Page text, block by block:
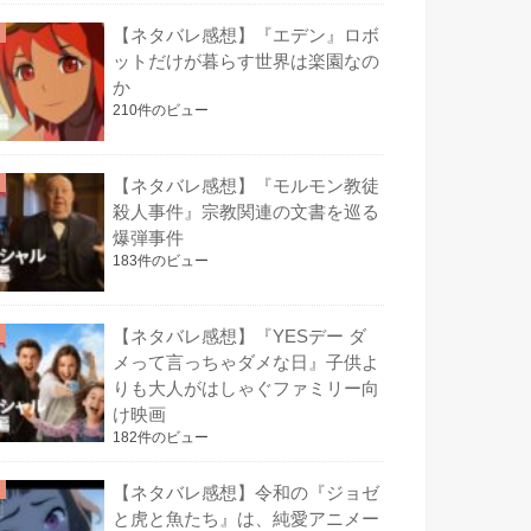
【ネタバレ感想】『エデン』ロボ
ットだけが暮らす世界は楽園なの
か
210件のビュー
【ネタバレ感想】『モルモン教徒
殺人事件』宗教関連の文書を巡る
爆弾事件
183件のビュー
【ネタバレ感想】『YESデー ダ
メって言っちゃダメな日』子供よ
りも大人がはしゃぐファミリー向
け映画
182件のビュー
【ネタバレ感想】令和の『ジョゼ
と虎と魚たち』は、純愛アニメー